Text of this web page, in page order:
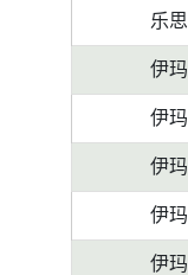
乐思
伊玛
伊玛
伊玛
伊玛
伊玛